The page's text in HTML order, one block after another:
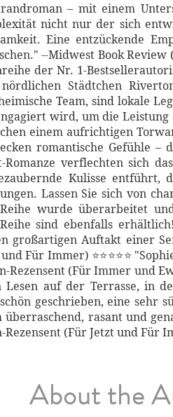
– mit einem
nicht nur der sich
Eine entzückende
--Midwest Book Review
der Nr. 1-
Städtchen
Team, sind lokale
wird, um die
einem aufrichtigen
romantische Gefühle –
verflechten sich
Kulisse entführt,
Lassen Sie sich von
wurde überarbeitet
sind ebenfalls
großartigen Auftakt einer
Für Immer) ⭐⭐⭐⭐⭐
(Für Immer und
auf der Terrasse, in
geschrieben, eine sehr
überraschend, rasant und
(Für Jetzt und Für
About the